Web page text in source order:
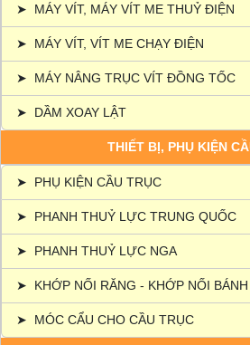
➤ MÁY VÍT, MÁY VÍT ME THUỶ ĐIỆN
➤ MÁY VÍT, VÍT ME CHẠY ĐIỆN
➤ MÁY NÂNG TRỤC VÍT ĐỒNG TỐC
➤ DẦM XOAY LẬT
THIẾT BỊ, PHỤ KIỆN
➤ PHỤ KIỆN CẦU TRỤC
➤ PHANH THUỶ LỰC TRUNG QUỐC
➤ PHANH THUỶ LỰC NGA
➤ KHỚP NỐI RĂNG - KHỚP NỐI
➤ MÓC CẨU CHO CẦU TRỤC